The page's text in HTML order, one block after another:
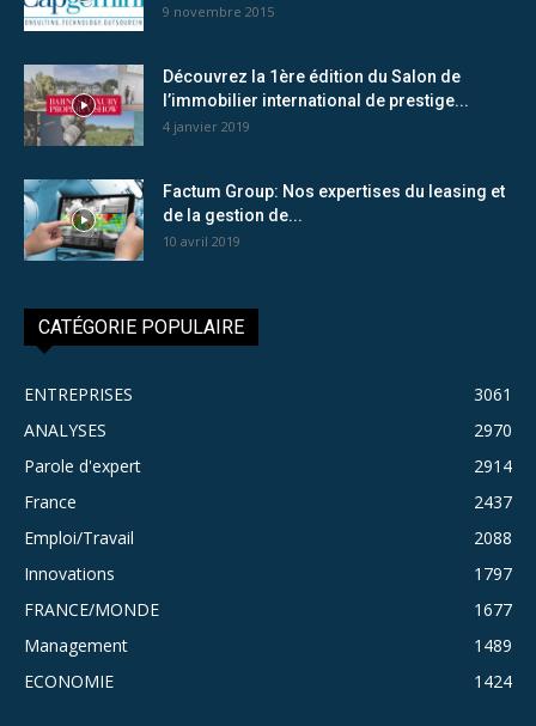
9 novembre 2015
Découvrez la 1ère édition du Salon de
l’immobilier international de prestige...
4 janvier 2019
Factum Group: Nos expertises du leasing et
de la gestion de...
10 avril 2019
CATÉGORIE POPULAIRE
ENTREPRISES
3061
ANALYSES
2970
Parole d'expert
2914
France
2437
Emploi/Travail
2088
Innovations
1797
FRANCE/MONDE
1677
Management
1489
ECONOMIE
1424